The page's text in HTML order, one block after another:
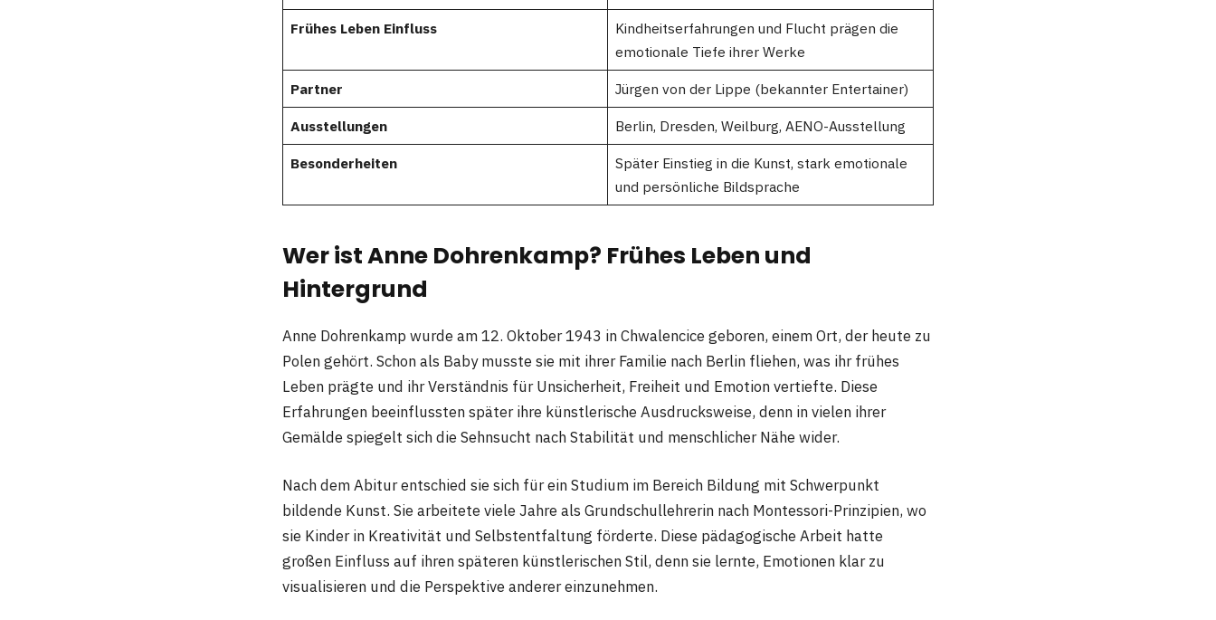
Frühes Leben Einfluss
Kindheitserfahrungen und Flucht prägen die
emotionale Tiefe ihrer Werke
Partner Jürgen von der Lippe (bekannter Entertainer)
Ausstellungen Berlin, Dresden, Weilburg, AENO-Ausstellung
Besonderheiten
Später Einstieg in die Kunst, stark emotionale
und persönliche Bildsprache
Wer ist Anne Dohrenkamp? Frühes Leben und
Hintergrund
Anne Dohrenkamp wurde am 12. Oktober 1943 in Chwalencice geboren, einem Ort, der heute zu
Polen gehört. Schon als Baby musste sie mit ihrer Familie nach Berlin fliehen, was ihr frühes
Leben prägte und ihr Verständnis für Unsicherheit, Freiheit und Emotion vertiefte. Diese
Erfahrungen beeinflussten später ihre künstlerische Ausdrucksweise, denn in vielen ihrer
Gemälde spiegelt sich die Sehnsucht nach Stabilität und menschlicher Nähe wider.
Nach dem Abitur entschied sie sich für ein Studium im Bereich Bildung mit Schwerpunkt
bildende Kunst. Sie arbeitete viele Jahre als Grundschullehrerin nach Montessori-Prinzipien, wo
sie Kinder in Kreativität und Selbstentfaltung förderte. Diese pädagogische Arbeit hatte
großen Einfluss auf ihren späteren künstlerischen Stil, denn sie lernte, Emotionen klar zu
visualisieren und die Perspektive anderer einzunehmen.